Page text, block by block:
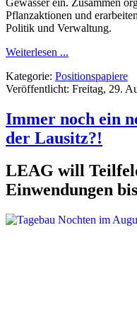
Pflanzaktionen und
Politik und Verwaltung.
Weiterlesen ...
Kategorie: Positionspapiere
Veröffentlicht: Freitag, 29.
Immer noch ein
der Lausitz?!
LEAG will
Einwendungen